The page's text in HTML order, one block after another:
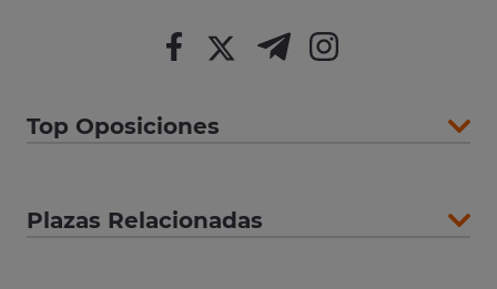
Top Oposiciones
Plazas Relacionadas